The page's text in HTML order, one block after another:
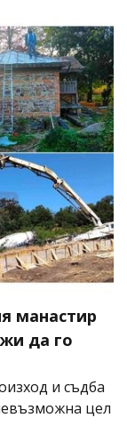
манастир
да го
и съдба
цел